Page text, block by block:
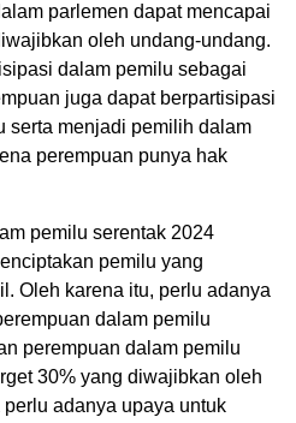
parlemen dapat mencapai
oleh undang-undang.
dalam pemilu sebagai
juga dapat berpartisipasi
serta menjadi pemilih dalam
perempuan punya hak
pemilu serentak 2024
pemilu yang
Oleh karena itu, perlu adanya
dalam pemilu
perempuan dalam pemilu
30% yang diwajibkan oleh
adanya upaya untuk